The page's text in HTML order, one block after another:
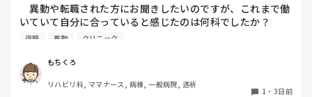
異動や転職された方にお聞きしたいのですが、これまで働
いていて自分に合っていると感じたのは何科でしたか？
また、どんなところが合っていると感じましたか？
私はこれまで脳神経外科、リハビリ科、透析室と経験しまし
たが、どこもしっくり来なくて悩んでいます…。次回の転職
の参考にさせていただきたいです😭
復職 異動 クリニック
もちくろ
リハビリ科, ママナース, 病棟, 一般病院, 透析
1 ・ 3日前